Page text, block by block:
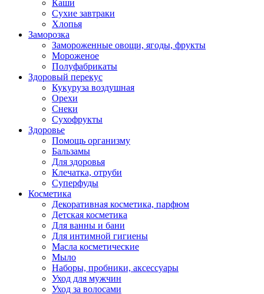
Каши
Сухие завтраки
Хлопья
Заморозка
Замороженные овощи, ягоды, фрукты
Мороженое
Полуфабрикаты
Здоровый перекус
Кукуруза воздушная
Орехи
Снеки
Сухофрукты
Здоровье
Помощь организму
Бальзамы
Для здоровья
Клечатка, отруби
Суперфуды
Косметика
Декоративная косметика, парфюм
Детская косметика
Для ванны и бани
Для интимной гигиены
Масла косметические
Мыло
Наборы, пробники, аксессуары
Уход для мужчин
Уход за волосами